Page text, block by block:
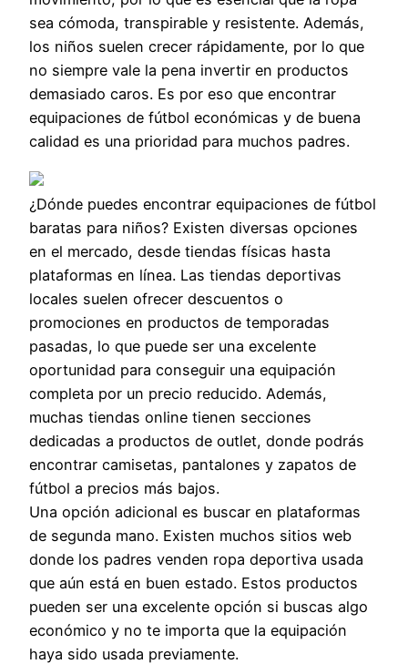
sea cómoda, transpirable y resistente. Además,
los niños suelen crecer rápidamente, por lo que
no siempre vale la pena invertir en productos
demasiado caros. Es por eso que encontrar
equipaciones de fútbol económicas y de buena
calidad es una prioridad para muchos padres.
¿Dónde puedes encontrar equipaciones de fútbol
baratas para niños? Existen diversas opciones
en el mercado, desde tiendas físicas hasta
plataformas en línea. Las tiendas deportivas
locales suelen ofrecer descuentos o
promociones en productos de temporadas
pasadas, lo que puede ser una excelente
oportunidad para conseguir una equipación
completa por un precio reducido. Además,
muchas tiendas online tienen secciones
dedicadas a productos de outlet, donde podrás
encontrar camisetas, pantalones y zapatos de
fútbol a precios más bajos.
Una opción adicional es buscar en plataformas
de segunda mano. Existen muchos sitios web
donde los padres venden ropa deportiva usada
que aún está en buen estado. Estos productos
pueden ser una excelente opción si buscas algo
económico y no te importa que la equipación
haya sido usada previamente.